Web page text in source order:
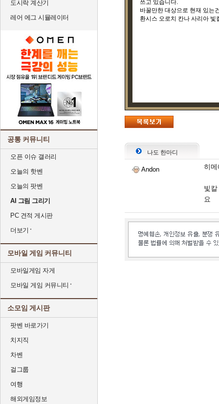
도시락 계산기
레어 에그 시뮬레이터
공통 커뮤니티
오픈 이슈 갤러리
오늘의 핫벤
오늘의 팟벤
AI 그림 그리기
PC 견적 게시판
더보기
모바일 게임 커뮤니티
모바일게임 자게
모바일 게임 커뮤니티
소모임 게시판
팟벤 바로가기
치지직
차벤
걸그룹
여행
해외게임정보
쓰고 있습니다.
바꿀만한 대상으로 현재 있는
환시스 오로치 칸나 사리아 빛
나도 한마디
Andon 히메
빛
요